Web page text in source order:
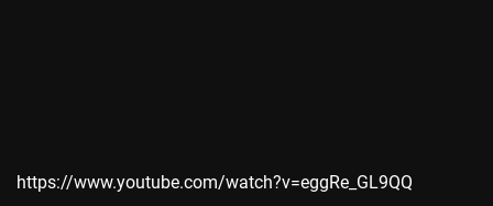
https://www.youtube.com/watch?v=eggRe_GL9QQ